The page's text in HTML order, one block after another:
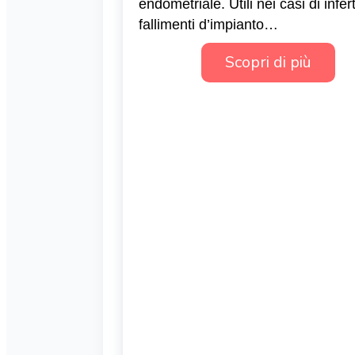
endometriale. Utili nei casi di
fallimenti d’impianto…
Scopri di più